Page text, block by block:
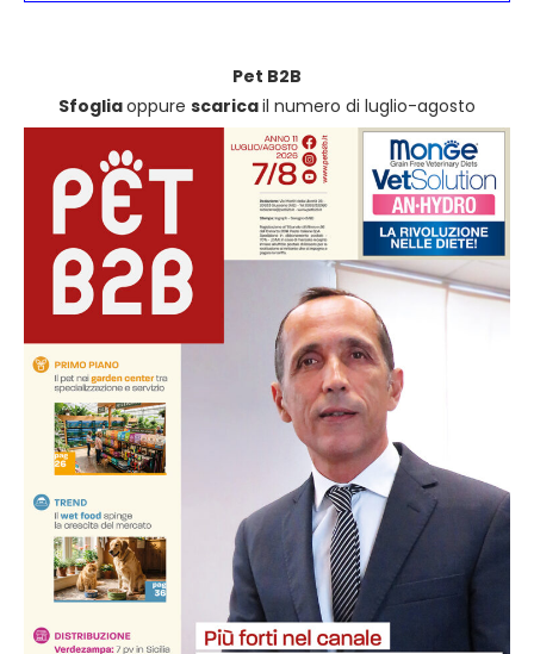
Pet B2B
Sfogliaoppure scaricail numero di luglio-agosto